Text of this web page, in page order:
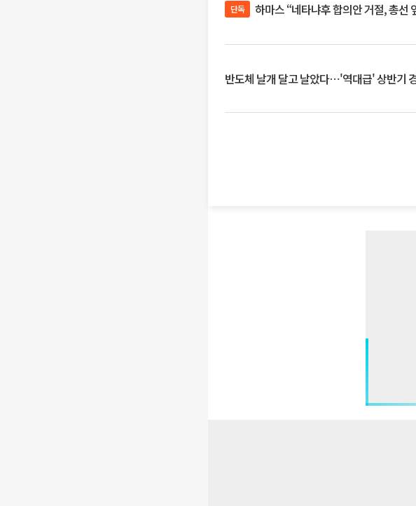
단독 하마스 “네타냐후 합의안 거절, 총선
반도체 날개 달고 날았다⋯'역대급' 상반기